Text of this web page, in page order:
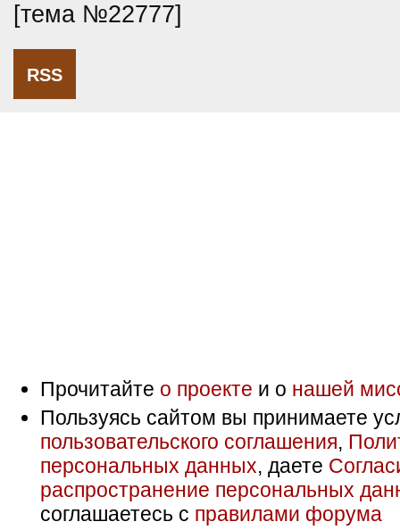
[тема №22777]
RSS
Прочитайте о проекте и о нашей
Пользуясь сайтом вы принимаете
пользовательского соглашения,
персональных данных, даете
распространение персональных
соглашаетесь с правилами форума